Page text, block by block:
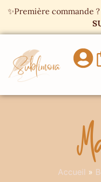
✨Première commande
Accueil »
Panneau de gestion des